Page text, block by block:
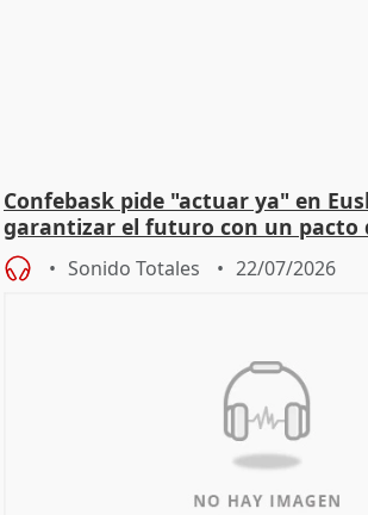
Confebask pide "actuar ya" en
garantizar el futuro con un pacto
Sonido Totales 22/07/2026